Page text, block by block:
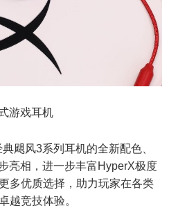
游戏耳机
飓风3系列耳机的全新配色、
亮相，进一步丰富HyperX极度
多优质选择，助力玩家在各类
越竞技体验。